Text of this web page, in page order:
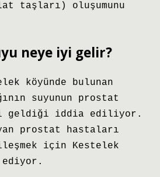
taşları) oluşumunu
neye iyi gelir?
köyünde bulunan
suyunun prostat
geldiği iddia ediliyor.
prostat hastaları
için Kestelek